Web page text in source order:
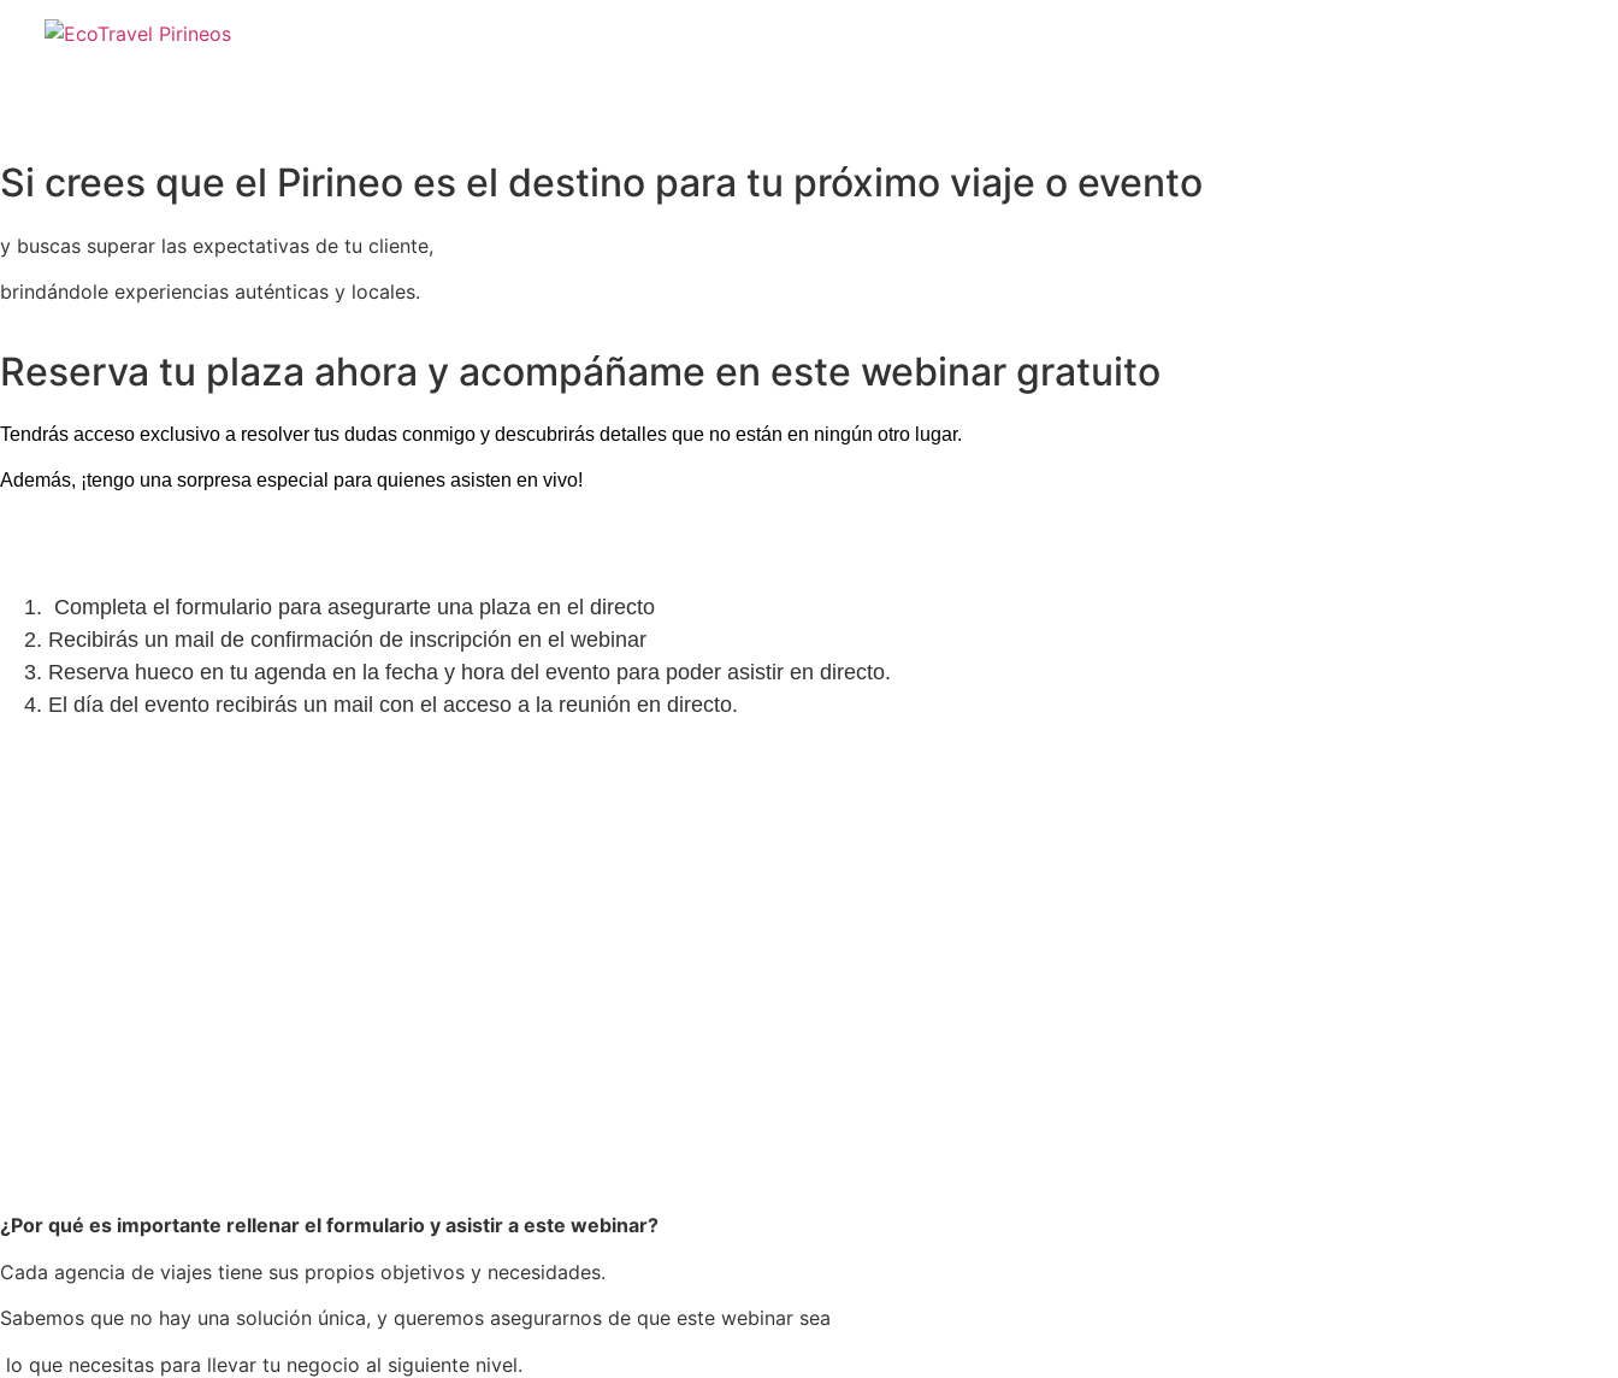
Si crees que el Pirineo es el destino para tu próximo viaje o evento
y buscas superar las expectativas de tu cliente,
brindándole experiencias auténticas y locales.
Reserva tu plaza ahora y acompáñame en este webinar gratuito
Tendrás acceso exclusivo a resolver tus dudas conmigo y descubrirás detalles que no están en ningún otro lugar.
Además, ¡tengo una sorpresa especial para quienes asisten en vivo!
Completa el formulario para asegurarte una plaza en el directo
Recibirás un mail de confirmación de inscripción en el webinar
Reserva hueco en tu agenda en la fecha y hora del evento para poder asistir en directo.
El día del evento recibirás un mail con el acceso a la reunión en directo.
¿Por qué es importante rellenar el formulario y asistir a este webinar?
Cada agencia de viajes tiene sus propios objetivos y necesidades.
Sabemos que no hay una solución única, y queremos asegurarnos de que este webinar sea
lo que necesitas para llevar tu negocio al siguiente nivel.